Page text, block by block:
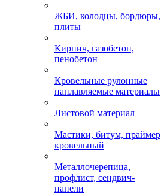
ЖБИ, колодцы, бордюры,
плиты
Кирпич, газобетон,
пенобетон
Кровельные рулонные
наплавляемые материалы
Листовой материал
Мастики, битум, праймер
кровельный
Металлочерепица,
профлист, сендвич-
панели